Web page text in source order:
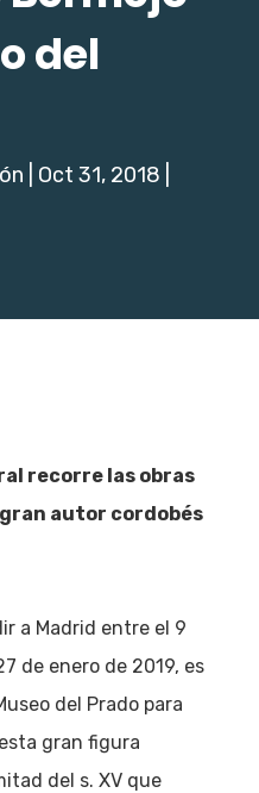
del
Oct 31, 2018
recorre las obras
autor cordobés
a Madrid entre el 9
de enero de 2019, es
del Prado para
gran figura
del s. XV que